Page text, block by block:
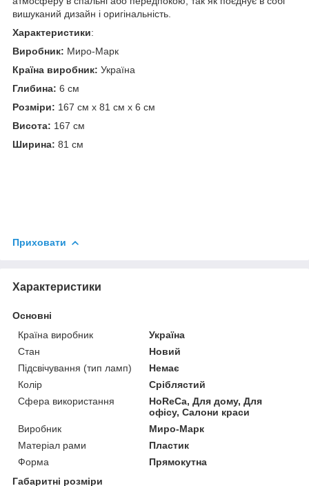
вишуканий дизайн і оригінальність.
Характеристики:
Виробник: Миро-Марк
Країна виробник: Україна
Глибина: 6 см
Розміри: 167 см x 81 см x 6 см
Висота: 167 см
Ширина: 81 см
Приховати
Характеристики
Основні
Країна виробник
Україна
Стан
Новий
Підсвічування (тип ламп)
Немає
Колір
Сріблястий
Сфера використання
HoReCa, Для дому, Для
офісу, Салони краси
Виробник
Миро-Марк
Матеріал рами
Пластик
Форма
Прямокутна
Габаритні розміри